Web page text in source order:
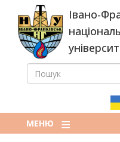
основного
вмісту
Івано-
ПОШУК
МЕНЮ